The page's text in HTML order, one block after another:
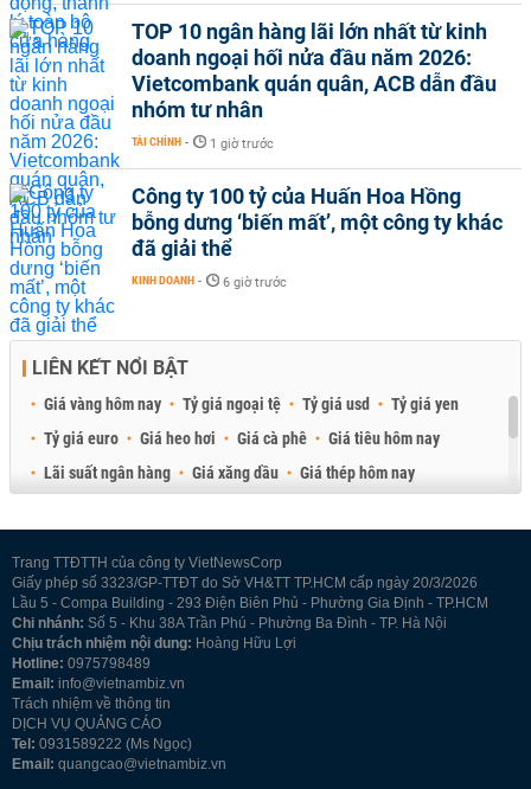
TOP 10 ngân hàng lãi lớn nhất từ kinh
doanh ngoại hối nửa đầu năm 2026:
Vietcombank quán quân, ACB dẫn đầu
nhóm tư nhân
TÀI CHÍNH - 1 giờ trước
Công ty 100 tỷ của Huấn Hoa Hồng
bỗng dưng ‘biến mất’, một công ty khác
đã giải thể
KINH DOANH - 6 giờ trước
LIÊN KẾT NỔI BẬT
Giá vàng hôm nay Tỷ giá ngoại tệ Tỷ giá usd
Tỷ giá yen
Tỷ giá euro
Giá heo hơi Giá cà phê
Giá tiêu hôm nay
Lãi suất ngân hàng
Giá xăng dầu
Giá thép hôm nay
Trang TTĐTTH của công ty VietNewsCorp
Giấy phép số 3323/GP-TTĐT do Sở VH&TT TP.HCM cấp ngày 20/3/2026
Lầu 5 - Compa Building - 293 Điện Biên Phủ - Phường Gia Định - TP.HCM
Chi nhánh: Số 5 - Khu 38A Trần Phú - Phường Ba Đình - TP. Hà Nội
Chịu trách nhiệm nội dung: Hoàng Hữu Lợi
Hotline: 0975798489
Email: info@vietnambiz.vn
Trách nhiệm về thông tin
DỊCH VỤ QUẢNG CÁO
Tel: 0931589222 (Ms Ngọc)
Email: quangcao@vietnambiz.vn